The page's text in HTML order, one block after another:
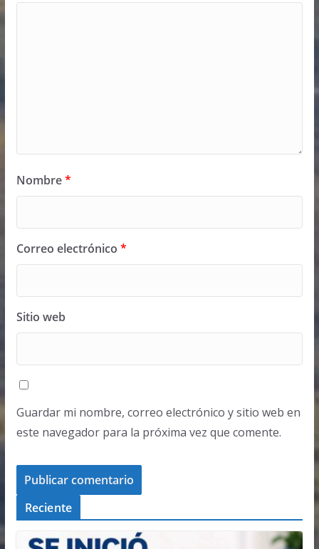
Nombre*
Correo electrónico *
Sitio web
Guardar mi nombre, correo electrónico y sitio web en
este navegador para la próxima vez que comente.
Reciente